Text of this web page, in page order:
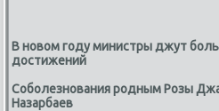
В новом году министры джут
достижений
Соболезнования родным Розы
Назарбаев